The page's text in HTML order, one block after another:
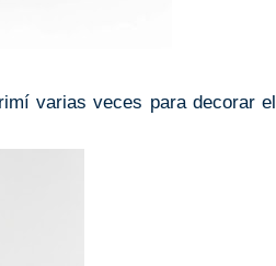
varias veces para decorar el